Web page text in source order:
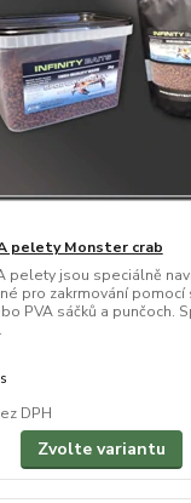
pelety Monster crab
pelety jsou speciálně
pro zakrmování pomocí
PVA sáčků a punčoch.
DPH
Zvolte variantu